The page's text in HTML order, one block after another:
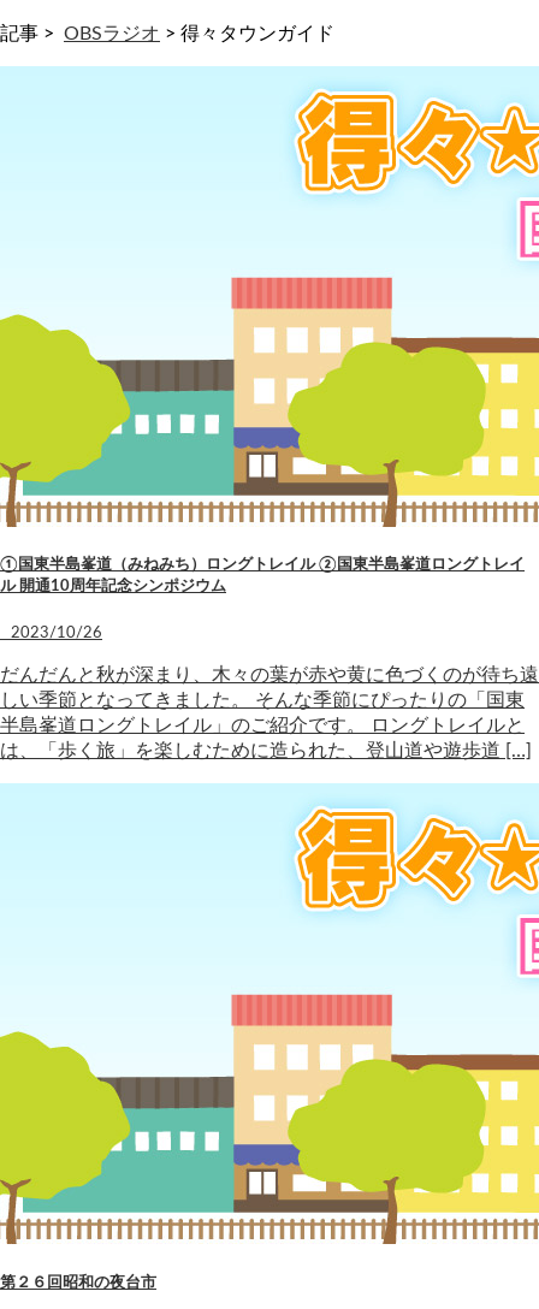
記事 > OBSラジオ > 得々タウンガイド
①国東半島峯道（みねみち）ロングトレイル ②国東半島峯道ロングトレイ
ル 開通10周年記念シンポジウム
2023/10/26
だんだんと秋が深まり、木々の葉が赤や黄に色づくのが待ち遠
しい季節となってきました。 そんな季節にぴったりの「国東
半島峯道ロングトレイル」のご紹介です。 ロングトレイルと
は、「歩く旅」を楽しむために造られた、登山道や遊歩道 […]
第２６回昭和の夜台市